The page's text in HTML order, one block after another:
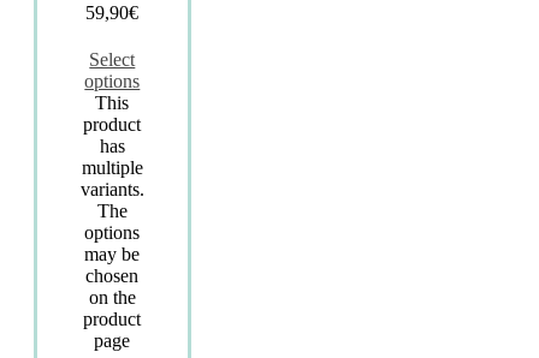
59,90€
Select
options
This
product
has
multiple
variants.
The
options
may be
chosen
on the
product
page